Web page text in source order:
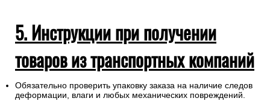
5. Инструкции при получении
товаров из транспортных компаний
Обязательно проверить упаковку заказа на наличие следов
деформации, влаги и любых механических повреждений.